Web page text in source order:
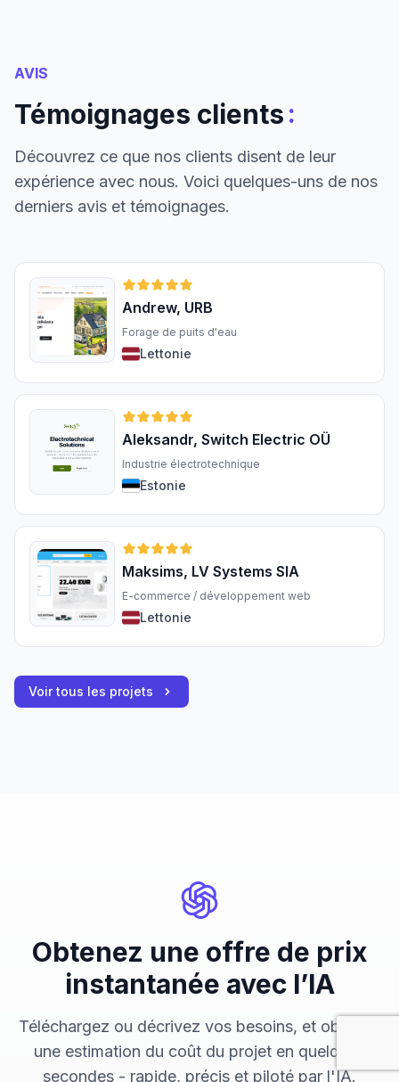
AVIS
Témoignages clients:
Découvrez ce que nos clients disent de leur
expérience avec nous. Voici quelques-uns de nos
derniers avis et témoignages.
Andrew, URB
Forage de puits d'eau
Lettonie
Aleksandr, Switch Electric OÜ
Industrie électrotechnique
Estonie
Maksims, LV Systems SIA
E-commerce / développement web
Lettonie
Voir tous les projets
Obtenez une offre de prix
instantanée avec l’IA
Téléchargez ou décrivez vos besoins, et obtenez
une estimation du coût du projet en quelques
secondes - rapide, précis et piloté par l'IA.